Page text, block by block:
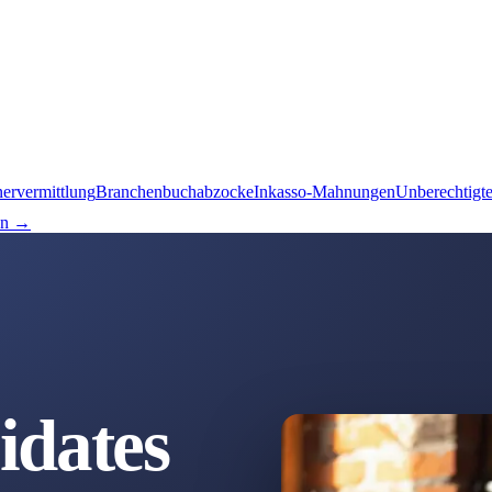
BranchenbuchabzockeInkasso-Mahnungen
→